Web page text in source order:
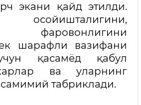
экани қайд этилди.
осойишталигини,
фаровонлигини
шарафли вазифани
қасамёд қабул
ва уларнинг
табриклади.